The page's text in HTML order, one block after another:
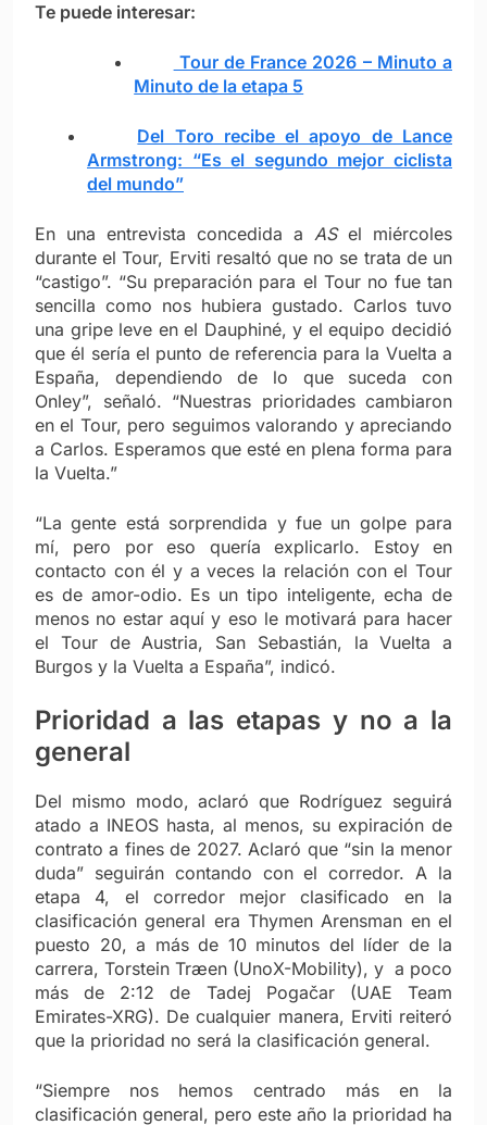
Te puede interesar:
Tour de France 2026 – Minuto a
Minuto de la etapa 5
Del Toro recibe el apoyo de Lance
Armstrong: “Es el segundo mejor ciclista
del mundo”
En una entrevista concedida a ASel miércoles
durante el Tour, Erviti resaltó que no se trata de un
“castigo”. “Su preparación para el Tour no fue tan
sencilla como nos hubiera gustado. Carlos tuvo
una gripe leve en el Dauphiné, y el equipo decidió
que él sería el punto de referencia para la Vuelta a
España, dependiendo de lo que suceda con
Onley”, señaló. “Nuestras prioridades cambiaron
en el Tour, pero seguimos valorando y apreciando
a Carlos. Esperamos que esté en plena forma para
la Vuelta.”
“La gente está sorprendida y fue un golpe para
mí, pero por eso quería explicarlo. Estoy en
contacto con él y a veces la relación con el Tour
es de amor-odio. Es un tipo inteligente, echa de
menos no estar aquí y eso le motivará para hacer
el Tour de Austria, San Sebastián, la Vuelta a
Burgos y la Vuelta a España”, indicó.
Prioridad a las etapas y no a la
general
Del mismo modo, aclaró que Rodríguez seguirá
atado a INEOS hasta, al menos, su expiración de
contrato a fines de 2027. Aclaró que “sin la menor
duda” seguirán contando con el corredor. A la
etapa 4, el corredor mejor clasificado en la
clasificación general era Thymen Arensman en el
puesto 20, a más de 10 minutos del líder de la
carrera, Torstein Træen (UnoX-Mobility), y a poco
más de 2:12 de Tadej Pogačar (UAE Team
Emirates-XRG). De cualquier manera, Erviti reiteró
que la prioridad no será la clasificación general.
“Siempre nos hemos centrado más en la
clasificación general, pero este año la prioridad ha